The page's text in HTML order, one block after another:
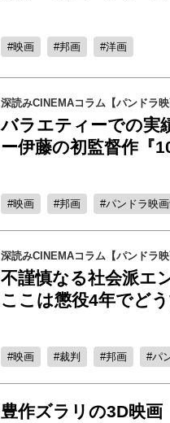
映画 邦画 洋画
深読みCINEMAコラム【パンドラ
バラエティーでの
ー伊藤の初監督作『
映画 邦画 パンドラ映
深読みCINEMAコラム【パンドラ
不謹慎なる社会派エ
ここは懲役4年でどう
映画 裁判 邦画 パ
豊作ズラリの3D映